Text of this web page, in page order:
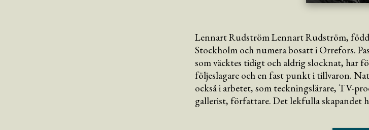
Lennart Rudström Lennart Rudström,
Stockholm och numera bosatt i Orrefors.
som väcktes tidigt och aldrig slocknat, har
följeslagare och en fast punkt i tillvaron.
också i arbetet, som teckningslärare, TV-
gallerist, författare. Det lekfulla skapandet